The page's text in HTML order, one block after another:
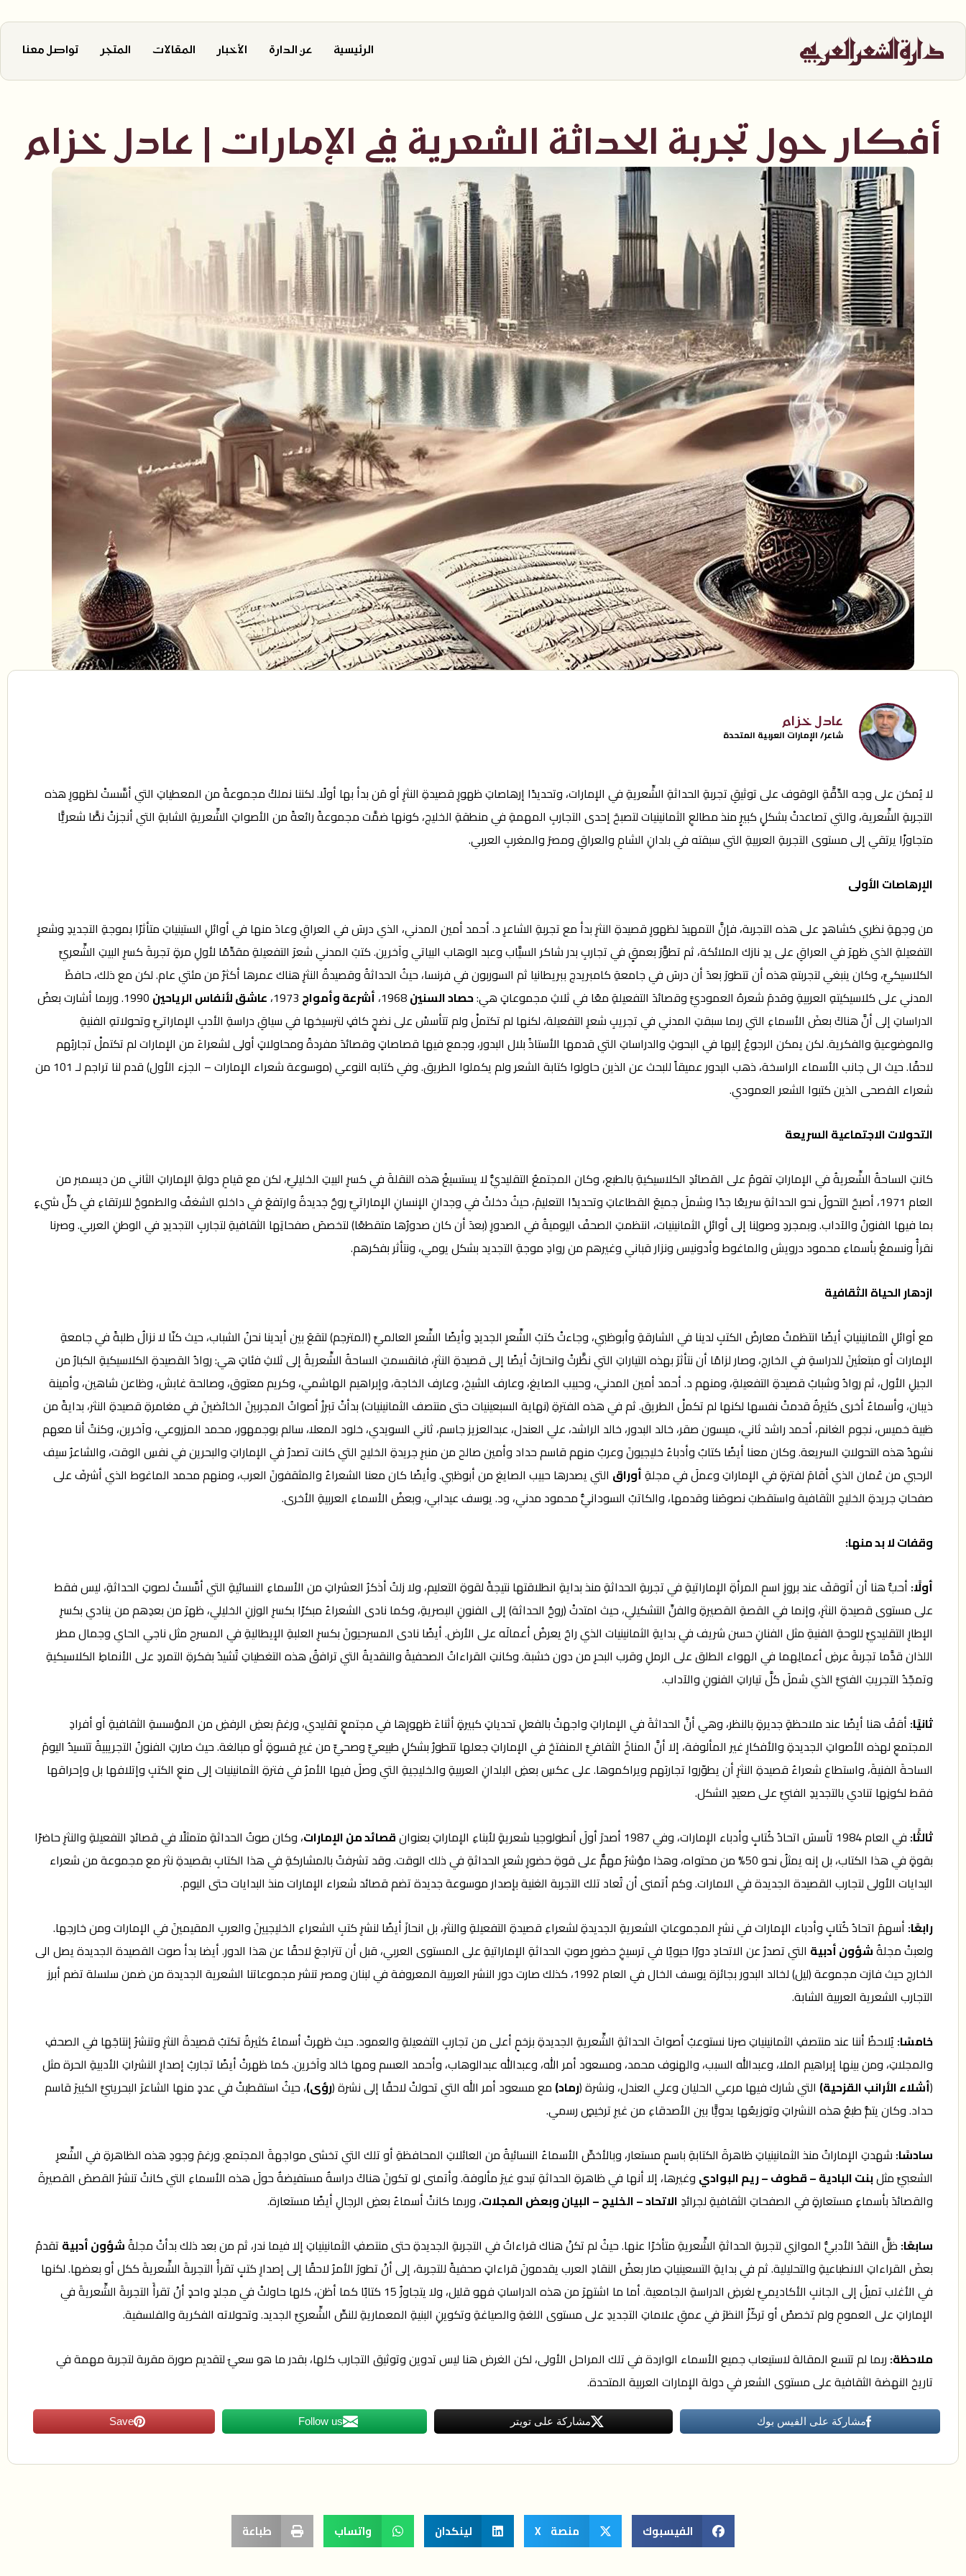
الرئيسية عن الدارة الأخبار المقالات المتجر تواصل معنا
أفكار حول تجربة الحداثة الشعرية في الإمارات | عادل خزام
عادل خزام
شاعر/ الإمارات العربية المتحدة
لا يُمكن على وجه الدِّقَّةِ الوقوف على توثيقِ تجربةِ الحداثةِ الشِّعريةِ في الإمارات، وتحديدًا إرهاصاتِ ظهورِ قصيدةِ النثرِ أو مَن بدأ بها أولًا. لكننا نملكُ مجموعةً من المعطياتِ التي أسَّستْ لظهورِ هذه
التجربةِ الشِّعرية، والتي تصاعدتْ بشكلٍ كبيرٍ منذ مطالعِ الثمانينيات لتصبحَ إحدى التجاربِ المهمةِ في منطقةِ الخليج، كونها ضمَّت مجموعةً رائعةً من الأصواتِ الشِّعريةِ الشابةِ التي أنجزتْ نصًّا شعريًّا
متجاوزًا يرتقي إلى مستوى التجربةِ العربيةِ التي سبقته في بلدانِ الشامِ والعراقِ ومصرَ والمغربِ العربي.
الإرهاصات الأولى
من وجهةِ نظري كشاهدٍ على هذه التجربة، فإنَّ التمهيدَ لظهورِ قصيدةِ النثرِ بدأ مع تجربةِ الشاعرِ د. أحمد أمين المدني، الذي درسَ في العراقِ وعادَ منها في أوائلِ الستينياتِ متأثرًا بموجةِ التجديدِ وشعرِ
التفعيلةِ الذي ظهرَ في العراقِ على يدِ نازك الملائكة، ثم تطوَّرَ بعمقٍ في تجاربِ بدر شاكر السيَّاب وعبد الوهاب البياتي وآخرين. كتبَ المدني شعرَ التفعيلةِ مقدِّمًا لأولِ مرةٍ تجربةَ كسرِ البيتِ الشِّعريِّ
الكلاسيكيِّ، وكان ينبغي لتجربتهِ هذه أن تتطورَ بعدَ أن درسَ في جامعةِ كامبريدج ببريطانيا ثم السوربون في فرنسا، حيثُ الحداثةُ وقصيدةُ النثرِ هناك عمرها أكثرُ من مئتي عام. لكن مع ذلك، حافظَ
المدني على كلاسيكيتهِ العربيةِ وقدمَ شعرهُ العموديَّ وقصائدَ التفعيلةِ معًا في ثلاثِ مجموعاتٍ هي:حصاد السنين أشرعة وأمواج عاشق لأنفاس الرياحين
1990. وربما أشارت بعضُ
الدراساتِ إلى أنَّ هناكَ بعضَ الأسماءِ التي ربما سبقتِ المدني في تجريبِ شعرِ التفعيلة، لكنها لم تكتملْ ولم تتأسسْ على نضجٍ كافٍ لترسيخها في سياقِ دراسةِ الأدبِ الإماراتيِّ وتحولاتهِ الفنيةِ
والموضوعيةِ والفكرية. لكن يمكن الرجوعُ إليها في البحوثِ والدراساتِ التي قدمها الأستاذُ بلال البدور، وجمع فيها قصاصاتٍ وقصائدَ مفردةً ومحاولاتٍ أولى لشعراءَ من الإمارات لم تكتملْ تجاربُهم
لاحقًا. حيث الى جانب الأسماء الراسخة، ذهب البدور عميقاً للبحث عن الذين حاولوا كتابة الشعر ولم يكملوا الطريق. وفي كتابه النوعي (موسوعة شعراء الإمارات – الجزء الأول) قدم لنا تراجم لـ 101 من
شعراء الفصحى الذين كتبوا الشعر العمودي.
التحولات الاجتماعية السريعة
كانتِ الساحةُ الشِّعريةُ في الإماراتِ تقومُ على القصائدِ الكلاسيكيةِ بالطبع، وكان المجتمعُ التقليديُّ لا يستسيغُ هذه النقلةَ في كسرِ البيتِ الخليليِّ، لكن مع قيامِ دولةِ الإماراتِ الثاني من ديسمبر من
العام 1971، أصبحَ التحولُ نحو الحداثةِ سريعًا جدًا وشملَ جميعَ القطاعاتِ وتحديدًا التعليمَ، حيثُ دخلتْ في وجدانِ الإنسانِ الإماراتيِّ روحٌ جديدةٌ وارتفعَ في داخلهِ الشغفُ والطموحُ للارتقاءِ في كلِّ شيءٍ
بما فيها الفنونُ والآداب. وبمجردِ وصولِنا إلى أوائلِ الثمانينيات، انتظمتِ الصحفُ اليوميةُ في الصدورِ (بعدَ أن كان صدورُها متقطعًا) لتخصصَ صفحاتِها الثقافيةِ لتجاربِ التجديدِ في الوطنِ العربي. وصرنا
نقرأُ ونسمعُ بأسماءِ محمود درويش والماغوط وأدونيس ونزار قباني وغيرهم من روادِ موجةِ التجديد بشكل يومي، ونتأثر بفكرهم.
ازدهار الحياة الثقافية
مع أوائلِ الثمانينياتِ أيضًا انتظمتْ معارضُ الكتبِ لدينا في الشارقةِ وأبوظبي، وجاءتْ كتبُ الشِّعرِ الجديدِ وأيضًا الشِّعرِ العالميِّ (المترجم) لتقعَ بين أيدينا نحنُ الشباب، حيث كنّا لا نزالُ طلبةً في جامعةِ
الإمارات أو مبتعثينَ للدراسةِ في الخارج، وصار لزامًا أن نتأثرَ بهذه التياراتِ التي نظَّرتْ وانحازتْ أيضًا إلى قصيدةِ النثرِ، فانقسمتِ الساحةُ الشِّعريةُ إلى ثلاثِ فئاتٍ هي: روادُ القصيدةِ الكلاسيكيةِ الكبارُ من
الجيلِ الأول، ثم روادُ وشبابُ قصيدةِ التفعيلةِ، ومنهم د. أحمد أمين المدني، وحبيب الصايغ، وعارف الشيخ، وعارف الخاجة، وإبراهيم الهاشمي، وكريم معتوق، وصالحة غابش، وظاعن شاهين، وأمينة
ذيبان، وأسماءٌ أخرى كثيرةٌ قدمتْ نفسها لكنها لم تكملْ الطريق. ثم في هذه الفترةِ (نهاية السبعينيات حتى منتصف الثمانينيات) بدأتْ تبرزُ أصواتُ المجربينَ الخائضينَ في مغامرةِ قصيدةِ النثر، بدايةً من
ظبية خميس، نجوم الغانم، أحمد راشد ثاني، ميسون صقر، خالد البدور، خالد الراشد، علي العندل، عبدالعزيز جاسم، ثاني السويدي، خلود المعلا، سالم بوجمهور، محمد المزروعي، وآخرين، وكنتُ أنا معهم
نشهدُ هذه التحولاتِ السريعة. وكان معنا أيضًا كتابٌ وأدباءُ خليجيونَ وعربٌ منهم قاسم حداد وأمين صالح من منبرِ جريدةِ الخليج التي كانت تصدرُ في الإماراتِ والبحرين في نفسِ الوقت، والشاعرُ سيف
الرحبي من عُمان الذي أقامَ لفترةٍ في الإماراتِ وعملَ في مجلةِأوراق التي يصدرها حبيب الصايغ من أبوظبي. وأيضًا كان معنا الشعراءُ والمثقفونَ العرب، ومنهم محمد الماغوط الذي أشرفَ على
صفحاتِ جريدةِ الخليج الثقافية واستقطبَ نصوصَنا وقدمها، والكاتبُ السودانيُّ محمود مدني، ود. يوسف عيدابي، وبعضُ الأسماءِ العربيةِ الأخرى.
وقفات لا بد منها:
أولًا: أحبُّ هنا أن أتوقفَ عند بروزِ اسمِ المرأةِ الإماراتيةِ في تجربةِ الحداثةِ منذ بدايةِ انطلاقتها نتيجةً لقوةِ التعليم، ولا زلتُ أذكرُ العشراتِ من الأسماءِ النسائيةِ التي أسَّستْ لصوتِ الحداثةِ، ليس فقط
على مستوى قصيدةِ النثرِ، وإنما في القصةِ القصيرةِ والفنِّ التشكيلي، حيث امتدتْ (روحُ الحداثة) إلى الفنونِ البصريةِ، وكما نادى الشعراءُ مبكرًا بكسرِ الوزنِ الخليلي، ظهرَ من بعدِهم من ينادي بكسرِ
الإطارِ التقليديِّ للوحةِ الفنيةِ مثل الفنانِ حسن شريف في بدايةِ الثمانينيات الذي راحَ يعرضُ أعمالَه على الأرض. أيضًا نادى المسرحيونَ بكسرِ العلبةِ الإيطاليةِ في المسرح مثل ناجي الحاي وجمال مطر
اللذان قدَّما تجربةَ عرضِ أعمالِهما في الهواء الطلق على الرملِ وقرب البحرِ من دون خشبة. وكانتِ القراءاتُ الصحفيةُ والنقديةُ التي ترافقُ هذه التغطياتِ تُشيدُ بفكرةِ التمردِ على الأنماطِ الكلاسيكيةِ
وتمجّدُ التجريبَ الفنيَّ الذي شملَ كلَّ تياراتِ الفنونِ والآداب.
ثانيًا: أقفُ هنا أيضًا عند ملاحظةٍ جديرةٍ بالنظر، وهي أنَّ الحداثةَ في الإماراتِ واجهتْ بالفعلِ تحدياتٍ كبيرةٍ أثناءَ ظهورِها في مجتمعٍ تقليدي، ورغمَ بعضِ الرفضِ من المؤسسةِ الثقافيةِ أو أفرادِ
المجتمعِ لهذه الأصواتِ الجديدةِ والأفكارِ غير المألوفة، إلا أنَّ المناخَ الثقافيَّ المنفتحَ في الإماراتِ جعلها تتطورُ بشكلٍ طبيعيٍّ وصحيٍّ من غيرِ قسوةٍ أو مبالغة. حيث صارتِ الفنونُ التجريبيةُ تتسيدُ اليومَ
الساحةَ الفنيةَ، واستطاع شعراءُ قصيدةِ النثرِ أن يطوّروا تجاربَهم ويراكموها. على عكسِ بعضِ البلدانِ العربيةِ والخليجيةِ التي وصلَ فيها الأمرُ في فترةِ الثمانينيات إلى منعِ الكتبِ وإتلافها بل وإحراقها
فقط لكونِها تنادي بالتجديدِ الفنيِّ على صعيدِ الشكل.
ثالثًا: في العام 1984 تأسسَ اتحادُ كُتابٍ وأدباء الإمارات، وفي 1987 أصدرَ أولَ أنطولوجيا شعريةٍ لأبناءِ الإماراتِ بعنوان قصائد من الإمارات، وكان صوتُ الحداثةِ متمثلًا في قصائدِ التفعيلةِ والنثرِ حاضرًا
بقوةٍ في هذا الكتاب، بل إنه يمثلُ نحو 50% من محتواه، وهذا مؤشرٌ مهمٌّ على قوةِ حضورِ شعرِ الحداثةِ في ذلك الوقت. وقد تشرفتُ بالمشاركةِ في هذا الكتابِ بقصيدةِ نثر مع مجموعة من شعراء
البدايات الأولى لتجارب القصيدة الجديدة في الامارات. وكم أتمنى أن تُعاد تلك التجربة الغنية بإصدار موسوعة جديدة تضم قصائد شعراء الإمارات منذ البدايات حتى اليوم.
رابعًا: أسهمَ اتحادُ كُتابٍ وأدباء الإمارات في نشرِ المجموعاتِ الشعريةِ الجديدةِ لشعراءِ قصيدةِ التفعيلةِ والنثر، بل انحازَ أيضًا لنشرِ كتبِ الشعراءِ الخليجيينَ والعربِ المقيمينَ في الإمارات ومن خارجها.
ولعبتْ مجلةُشؤون أدبية التي تصدرُ عن الاتحادِ دورًا حيويًا في ترسيخِ حضورِ صوتِ الحداثةِ الإماراتيةِ على المستوى العربي، قبل أن تتراجعَ لاحقًا عن هذا الدور. أيضا بدأ صوت القصيدة الجديدة يصل الى
الخارج حيث فازت مجموعة (ليل) لخالد البدور بجائزة يوسف الخال في العام 1992، كذلك صارت دور النشر العربية المعروفة في لبنان ومصر تنشر مجموعاتنا الشعرية الجديدة من ضمن سلسلة تضم أبرز
التجارب الشعرية العربية الشابة.
خامسًا: يُلاحظُ أننا عند منتصفِ الثمانينياتِ صرنا نستوعبُ أصواتَ الحداثةِ الشِّعريةِ الجديدةِ بزخمٍ أعلى من تجاربِ التفعيلةِ والعمود. حيث ظهرتْ أسماءٌ كثيرةٌ تكتبُ قصيدةَ النثرِ وتنشرُ إنتاجَها في الصحفِ
والمجلاتِ، ومن بينها إبراهيم الملا، وعبدالله السبب، والهنوف محمد، ومسعود أمر الله، وعبدالله عبدالوهاب، وأحمد العسم ومها خالد وآخرين. كما ظهرتْ أيضًا تجاربُ إصدارِ النشراتِ الأدبيةِ الحرة مثل
(أشلاء الأرانب القزحية) التي شارك فيها مرعي الحليان وعلي العندل، ونشرة (رماد) مع مسعود أمر الله التي تحولتْ لاحقًا إلى نشرة (رؤى)، حيثُ استقطبتْ في عددٍ منها الشاعرَ البحرينيَّ الكبيرَ قاسم
حداد. وكان يتمُّ طبعُ هذه النشراتِ وتوزيعُها يدويًّا بين الأصدقاءِ من غيرِ ترخيصٍ رسمي.
سادسًا: شهدتِ الإماراتُ منذ الثمانينياتِ ظاهرةَ الكتابةِ باسمٍ مستعار، وبالأخصِّ الأسماءُ النسائيةُ من العائلاتِ المحافظةِ أو تلك التي تخشى مواجهةَ المجتمع. ورغمَ وجودِ هذه الظاهرةِ في الشِّعرِ
الشعبيِّ مثلبنت البادية – قطوف – ريم البوادي وغيرها، إلا أنها في ظاهرةِ الحداثةِ تبدو غيرَ مألوفة. وأتمنى لو تكونَ هناكَ دراسةٌ مستفيضةٌ حولَ هذه الأسماءِ التي كانتْ تنشرُ القصصَ القصيرةَ
والقصائدَ بأسماءٍ مستعارةٍ في الصفحاتِ الثقافيةِ لجرائدِ الاتحاد – الخليج – البيان وبعض المجلات، وربما كانتْ أسماءُ بعضِ الرجالِ أيضًا مستعارة.
سابعًا: ظلَّ النقدُ الأدبيُّ الموازي لتجربةِ الحداثةِ الشِّعريةِ متأخرًا عنها. حيثُ لم تكنْ هناك قراءاتٌ في التجربةِ الجديدةِ حتى منتصفِ الثمانينياتِ إلا فيما ندر، ثم من بعد ذلك بدأتْ مجلةُشؤون أدبية تقدمُ
بعضَ القراءاتِ الانطباعيةِ والتحليلية. ثم في بدايةِ التسعينياتِ صار بعضُ النقادِ العرب يقدمونَ قراءاتٍ صحفيةً للتجربة، إلى أنْ تطورَ الأمرُ لاحقًا إلى إصدارِ كتبٍ تقرأُ التجربةَ الشِّعريةَ ككل أو بعضها. لكنها
في الأغلب تميلُ إلى الجانبِ الأكاديميِّ لغرضِ الدراسةِ الجامعية. أما ما اشتهرَ من هذه الدراساتِ فهو قليل، ولا يتجاوزُ 15 كتابًا كما أظن، كلها حاولتْ في مجلدٍ واحدٍ أنْ تقرأَ التجربةَ الشِّعريةَ في
الإماراتِ على العمومِ ولم تخصصْ أو تركّزْ النظرَ في عمقِ علاماتِ التجديدِ على مستوى اللغةِ والصياغةِ وتكوينِ البنيةِ المعماريةِ للنصِّ الشِّعريِّ الجديد. وتحولاته الفكرية والفلسفية.
ملاحظة: ربما لم تتسع المقالة لاستيعاب جميع الأسماء الواردة في تلك المراحل الأولى، لكن الغرض هنا ليس تدوين وتوثيق التجارب كلها، بقدر ما هو سعيٌ لتقديم صورة مقربة لتجربة مهمة في
تاريخ النهضة الثقافية على مستوى الشعر في دولة الإمارات العربية المتحدة.
مشاركة على الفيس بوك مشاركة على تويتر Follow us
Save
الفيسبوك منصة X لينكدان واتساب طباعة